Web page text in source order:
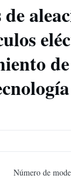
Número de